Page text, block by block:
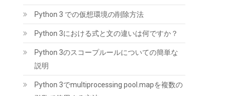
JastBang USB-C HDMIキャプチャーボード 4K
入力 1080P録画 UVC対応 低遅延 電源不要 ドラ
イバー不要 | Switch、PS5、PC、iOS、
Androidに対応。OBS Studio、Twitch、
YouTubeを使用したゲーム実況やライブ配信、
会議録画に活用できます。小型軽量｜日本語取
Python 3 での仮想環境の削除方法
Python 3における式と文の違いは何ですか？
Python 3のスコープルールについての簡単な
説明
Python 3でmultiprocessing pool.mapを複数の